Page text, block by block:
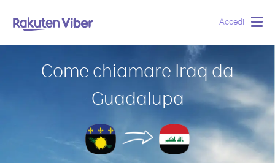
Accedi
Come chiamare Iraq da
Guadalupa